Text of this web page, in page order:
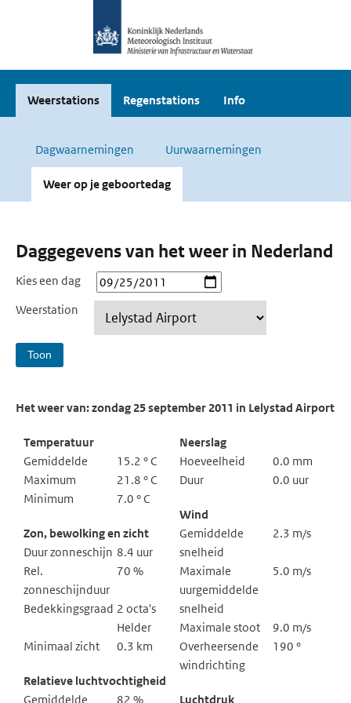
Weerstations Regenstations Info
Dagwaarnemingen Uurwaarnemingen
Weer op je geboortedag
Daggegevens van het weer in Nederland
Kies een dag
Weerstation
Toon
Het weer van: zondag 25 september 2011 in Lelystad Airport
Temperatuur
Gemiddelde
15.2 ° C
Maximum
21.8 ° C
Minimum
7.0 ° C
Zon, bewolking en zicht
Duur zonneschijn 8.4 uur
Rel.
zonneschijnduur
70 %
Bedekkingsgraad 2 octa's
Helder
Minimaal zicht
0.3 km
Relatieve luchtvochtigheid
Gemiddelde
82 %
Neerslag
Hoeveelheid
0.0 mm
Duur
0.0 uur
Wind
Gemiddelde
snelheid
2.3 m/s
Maximale
uurgemiddelde
snelheid
5.0 m/s
Maximale stoot
9.0 m/s
Overheersende
windrichting
190 °
Luchtdruk